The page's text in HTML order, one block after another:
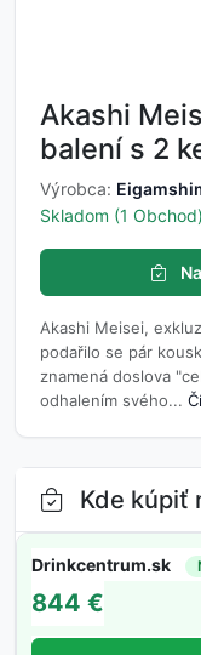
Akashi
balení s 2
Výrobca:
Skladom (1 Obchod)
Akashi Meisei,
podařilo se pár
znamená doslova
odhalením svého...
Kde kúpiť
Drinkcentrum.sk
844 €